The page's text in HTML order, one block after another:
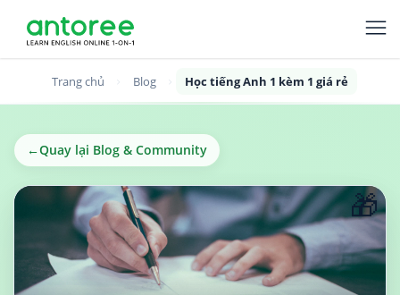
Trang chủ Blog Học tiếng Anh 1 kèm 1 giá rẻ
←Quay lại Blog & Community
🎁